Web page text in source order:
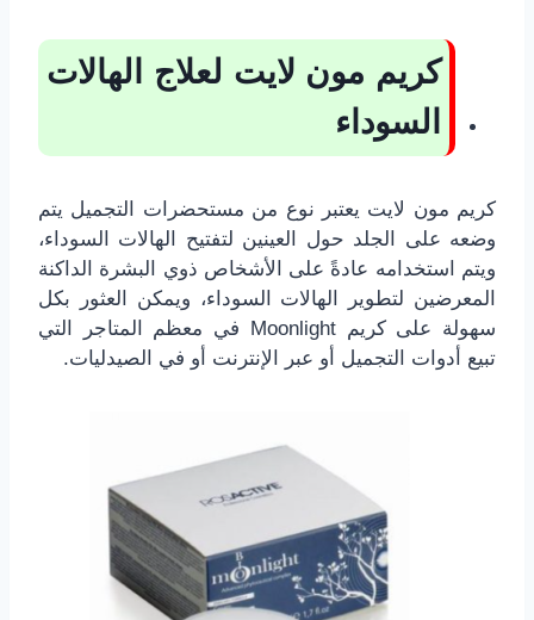
كريم مون لايت لعلاج الهالات
السوداء
كريم مون لايت يعتبر نوع من مستحضرات التجميل يتم
وضعه على الجلد حول العينين لتفتيح الهالات السوداء،
ويتم استخدامه عادةً على الأشخاص ذوي البشرة الداكنة
المعرضين لتطوير الهالات السوداء، ويمكن العثور بكل
سهولة على كريم Moonlight في معظم المتاجر التي
تبيع أدوات التجميل أو عبر الإنترنت أو في الصيدليات.